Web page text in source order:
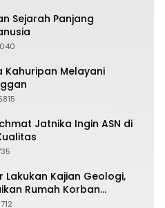
Sejarah Panjang
Kahuripan Melayani
Jatnika Ingin ASN di
Lakukan Kajian Geologi,
Rumah Korban